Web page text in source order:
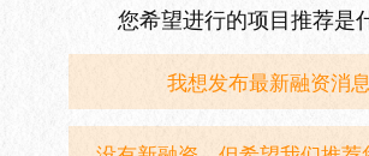
您希望进行的项目推荐是
我想发布最新融资消息